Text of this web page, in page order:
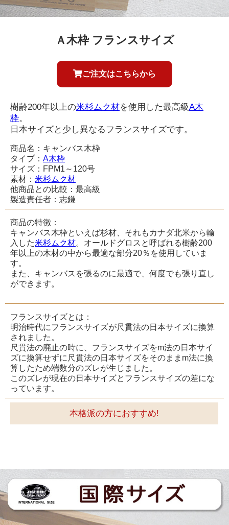
Ａ木枠 フランスサイズ
ご注文はこちらから
樹齢200年以上の米杉ムク材を使用した最高級A木
枠。
日本サイズと少し異なるフランスサイズです。
商品名：キャンバス木枠
タイプ： A木枠
サイズ：FPM1～120号
素材： 米杉ムク材
他商品との比較：最高級
製造責任者：志鎌
商品の特徴：
キャンバス木枠といえば杉材、それもカナダ北米から輸
入した米杉ムク材。オールドグロスと呼ばれる樹齢200
年以上の木材の中から最適な部分20％を使用していま
す。
また、キャンバスを張るのに最適で、何度でも張り直し
ができます。
フランスサイズとは：
明治時代にフランスサイズが尺貫法の日本サイズに換算
されました。
尺貫法の廃止の時に、フランスサイズをm法の日本サイ
ズに換算せずに尺貫法の日本サイズをそのままm法に換
算したため端数分のズレが生じました。
このズレが現在の日本サイズとフランスサイズの差にな
っています。
本格派の方におすすめ!